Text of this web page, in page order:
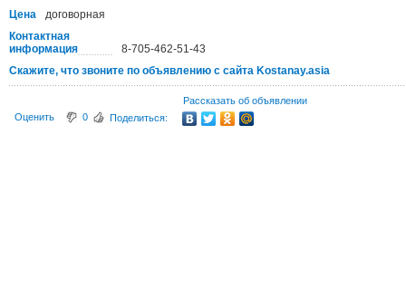
Цена
договорная
Контактная
информация
8-705-462-51-43
Скажите, что звоните по объявлению с сайта Kostanay.asia
Рассказать об объявлении
Оценить
0 Поделиться: